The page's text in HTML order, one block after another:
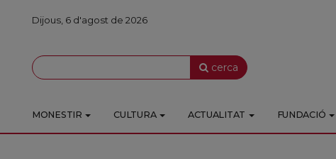
Dijous, 6 d'agost de 2026
cerca
MONESTIR CULTURA ACTUALITAT FUNDACIÓ